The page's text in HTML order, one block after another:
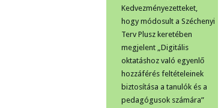
Kedvezményezetteket,
hogy módosult a Széchenyi
Terv Plusz keretében
megjelent „Digitális
oktatáshoz való egyenlő
hozzáférés feltételeinek
biztosítása a tanulók és a
pedagógusok számára”